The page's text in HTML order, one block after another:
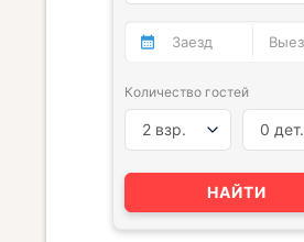
Количество гостей
2 взр. 0 дет.
НАЙТИ